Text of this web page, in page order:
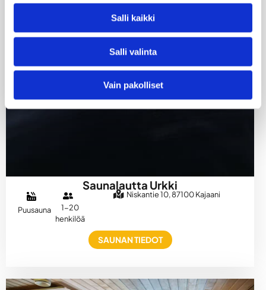
Salli kaikki
Salli valinta
Vain pakolliset
Saunalautta Urkki
Puusauna
1-20
henkilöä
Niskantie 10, 87100 Kajaani
SAUNAN TIEDOT